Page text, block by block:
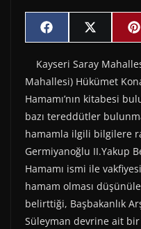
Share
on
F
a
e
b
o
o
k
Share
on
X
(
w
i
t
t
e
r
)
P
Kayseri Saray
Mahallesi) Hükümet
Hamamı’nın kitabesi
bazı tereddütler
hamamla ilgili bilgilere
Germiyanoğlu II.Yakup
Hamamı ismi ile
hamam olması
belirttiği, Başbakanlık
Süleyman devrine ait